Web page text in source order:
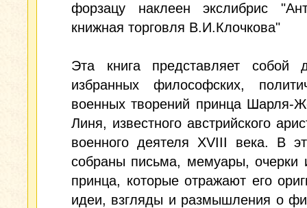
форзацу наклеен экслибрис
книжная торговля В.И.Клочкова"
Эта книга представляет собой
избранных философских,
военных творений принца Шарля-
Линя, известного австрийского
военного деятеля XVIII века. В
собраны письма, мемуары, очерки
принца, которые отражают его
идеи, взгляды и размышления о